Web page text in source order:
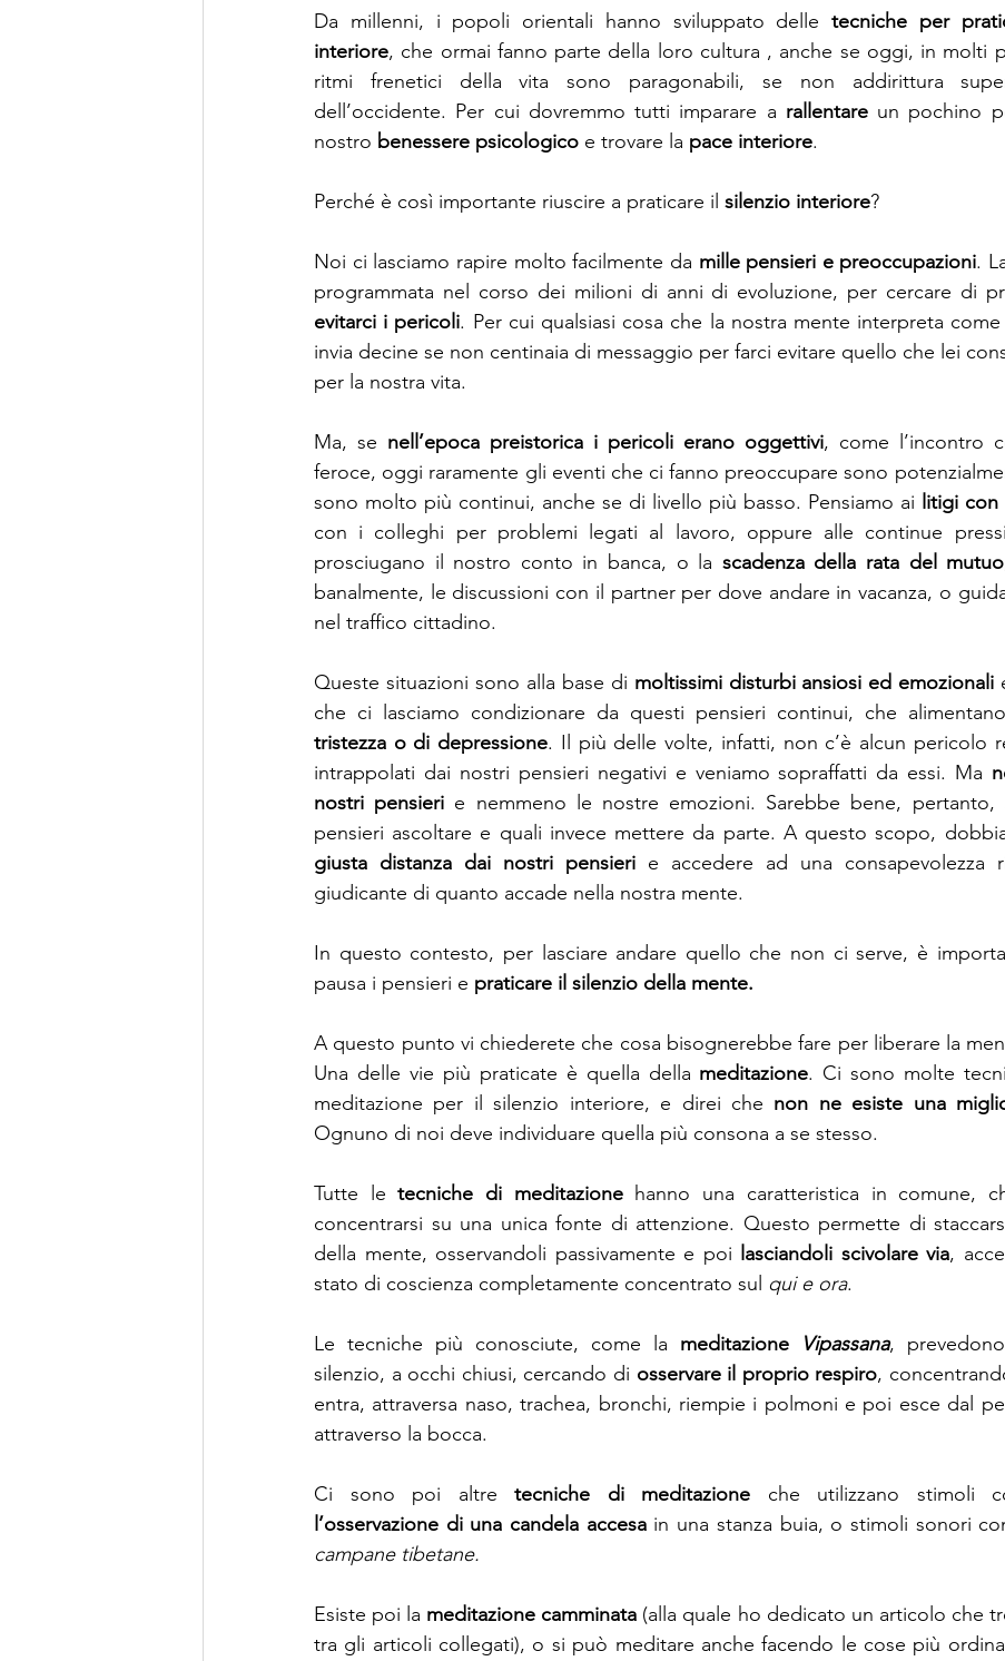
Da millenni, i popoli orientali hanno sviluppato delle tecniche per
interiore, che ormai fanno parte della loro cultura , anche se oggi, in molti
ritmi frenetici della vita sono paragonabili, se non addirittura
dell’occidente. Per cui dovremmo tutti imparare a rallentare un pochino
nostro benessere psicologico e trovare la pace interiore.
Perché è così importante riuscire a praticare il silenzio interiore?
Noi ci lasciamo rapire molto facilmente da mille pensieri e preoccupazioni.
evitarci i pericoli. Per cui qualsiasi cosa che la nostra mente interpreta
invia decine se non centinaia di messaggio per farci evitare quello che lei
per la nostra vita.
Ma, se nell’epoca preistorica i pericoli erano oggettivi, come l’incontro
feroce, oggi raramente gli eventi che ci fanno preoccupare sono
sono molto più continui, anche se di livello più basso. Pensiamo ai litigi
con i colleghi per problemi legati al lavoro, oppure alle continue
prosciugano il nostro conto in banca, o la scadenza della rata del mutuo
banalmente, le discussioni con il partner per dove andare in vacanza, o
nel traffico cittadino.
Queste situazioni sono alla base di moltissimi disturbi ansiosi ed emozionali
tristezza o di depressione. Il più delle volte, infatti, non c’è alcun pericolo
intrappolati dai nostri pensieri negativi e veniamo sopraffatti da essi. Ma
nostri pensieri e nemmeno le nostre emozioni. Sarebbe bene, pertanto,
pensieri ascoltare e quali invece mettere da parte. A questo scopo,
giusta distanza dai nostri pensieri e accedere ad una consapevolezza
giudicante di quanto accade nella nostra mente.
In questo contesto, per lasciare andare quello che non ci serve, è
pausa i pensieri e praticare il silenzio della mente.
A questo punto vi chiederete che cosa bisognerebbe fare per liberare la
Una delle vie più praticate è quella della meditazione. Ci sono molte
meditazione per il silenzio interiore, e direi che non ne esiste una
Ognuno di noi deve individuare quella più consona a se stesso.
Tutte le tecniche di meditazione hanno una caratteristica in comune,
concentrarsi su una unica fonte di attenzione. Questo permette di
della mente, osservandoli passivamente e poi lasciandoli scivolare via,
stato di coscienza completamente concentrato sul qui e ora.
Le tecniche più conosciute, come la meditazione Vipassana,
silenzio, a occhi chiusi, cercando di osservare il proprio respiro,
entra, attraversa naso, trachea, bronchi, riempie i polmoni e poi esce dal
attraverso la bocca.
Ci sono poi altre tecniche di meditazione
l’osservazione di una candela accesa in una stanza buia, o stimoli sonori
campane tibetane.
Esiste poi la meditazione camminata (alla quale ho dedicato un articolo che
tra gli articoli collegati), o si può meditare anche facendo le cose più